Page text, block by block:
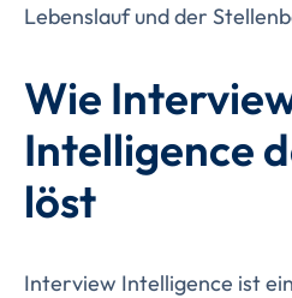
Lebenslauf und der
Wie
Intelligence
löst
Interview Intelligence ist